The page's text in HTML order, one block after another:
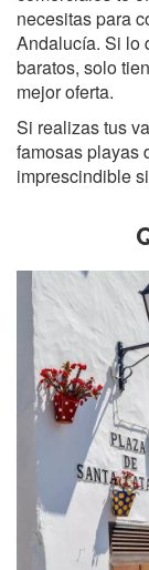
necesitas para
Andalucía. Si lo
baratos, solo
mejor oferta.
Si realizas tus
famosas playas
imprescindible